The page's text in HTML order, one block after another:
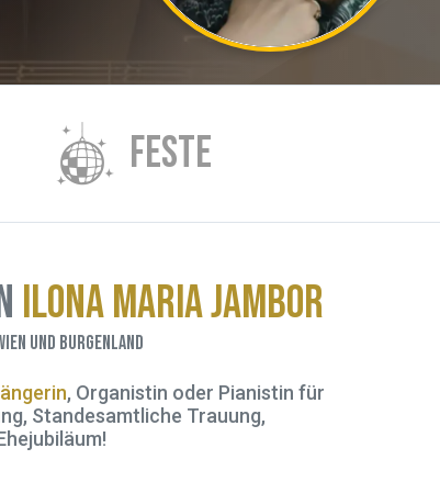
FESTE
Ilona Maria Jambor
und Burgenland
, Organistin oder Pianistin für
Standesamtliche Trauung,